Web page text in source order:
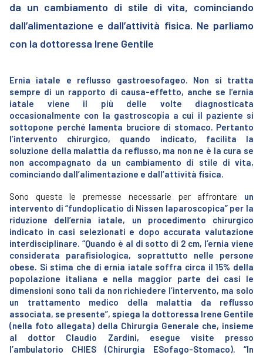
da un cambiamento di stile di vita, cominciando
dall’alimentazione e dall’attività fisica. Ne parliamo
con la dottoressa Irene Gentile
Ernia iatale e reflusso gastroesofageo. Non si tratta
sempre di un rapporto di causa-effetto, anche se l’ernia
iatale viene il più delle volte diagnosticata
occasionalmente con la gastroscopia a cui il paziente si
sottopone perché lamenta bruciore di stomaco. Pertanto
l’intervento chirurgico, quando indicato, facilita la
soluzione della malattia da reflusso, ma non ne è la cura se
non accompagnato da un cambiamento di stile di vita,
cominciando dall’alimentazione e dall’attività fisica.
Sono queste le premesse necessarie per affrontare un
intervento di “fundoplicatio di Nissen laparoscopica” per la
riduzione dell’ernia iatale, un procedimento chirurgico
indicato in casi selezionati e dopo accurata valutazione
interdisciplinare. “Quando è al di sotto di 2 cm, l’ernia viene
considerata parafisiologica, soprattutto nelle persone
obese. Si stima che di ernia iatale soffra circa il 15% della
popolazione italiana e nella maggior parte dei casi le
dimensioni sono tali da non richiedere l’intervento, ma solo
un trattamento medico della malattia da reflusso
associata, se presente”, spiega la dottoressa Irene Gentile
(nella foto allegata) della Chirurgia Generale che, insieme
al dottor Claudio Zardini, esegue visite presso
l’ambulatorio CHIES (Chirurgia ESofago-Stomaco). “In